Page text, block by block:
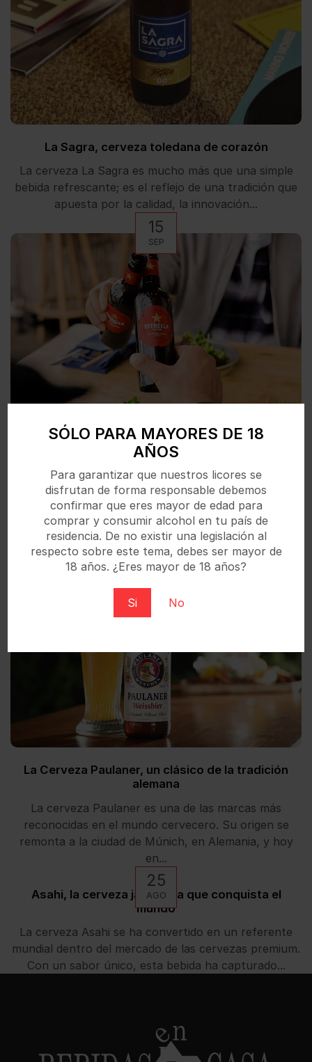
SÓLO PARA MAYORES DE 18
AÑOS
Para garantizar que nuestros licores se
disfrutan de forma responsable debemos
confirmar que eres mayor de edad para
comprar y consumir alcohol en tu país de
residencia. De no existir una legislación al
respecto sobre este tema, debes ser mayor de
18 años. ¿Eres mayor de 18 años?
Si No
La Sagra, cerveza toledana de corazón
La cerveza La Sagra es mucho más que una simple
bebida refrescante; es el reflejo de una tradición que
apuesta por la calidad, la innovación...
15
SEP
Estrella Damm, la cerveza mediterránea
Si hay una cerveza española que evoca el sabor y el
espíritu mediterráneo, esa es Estrella Damm. Con una
historia centenaria y una producción ligada a la
tradición,...
09
SEP
La Cerveza Paulaner, un clásico de la tradición
alemana
La cerveza Paulaner es una de las marcas más
reconocidas en el mundo cervecero. Su origen se
remonta a la ciudad de Múnich, en Alemania, y hoy
en...
25
AGO
Asahi, la cerveza japonesa que conquista el
mundo
La cerveza Asahi se ha convertido en un referente
mundial dentro del mercado de las cervezas premium.
Con un sabor único, esta bebida ha capturado...